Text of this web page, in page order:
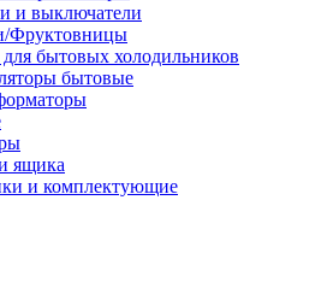
и выключатели
Фруктовницы
бытовых холодильников
бытовые
ящика
и комплектующие